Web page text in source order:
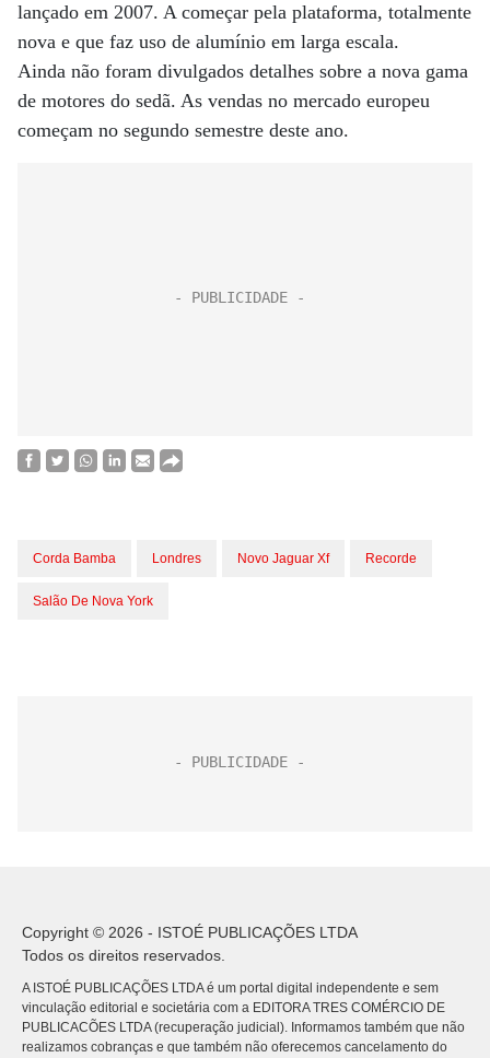
lançado em 2007. A começar pela plataforma, totalmente
nova e que faz uso de alumínio em larga escala.
Ainda não foram divulgados detalhes sobre a nova gama
de motores do sedã. As vendas no mercado europeu
começam no segundo semestre deste ano.
Corda Bamba Londres Novo Jaguar Xf Recorde
Salão De Nova York
Copyright © 2026 - ISTOÉ PUBLICAÇÕES LTDA
Todos os direitos reservados.
A ISTOÉ PUBLICAÇÕES LTDA é um portal digital independente e sem
vinculação editorial e societária com a EDITORA TRES COMÉRCIO DE
PUBLICACÕES LTDA (recuperação judicial). Informamos também que não
realizamos cobranças e que também não oferecemos cancelamento do